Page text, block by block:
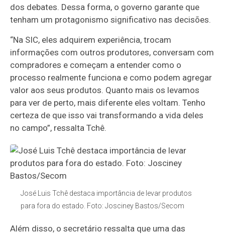
dos debates. Dessa forma, o governo garante que
tenham um protagonismo significativo nas decisões.
“Na SIC, eles adquirem experiência, trocam
informações com outros produtores, conversam com
compradores e começam a entender como o
processo realmente funciona e como podem agregar
valor aos seus produtos. Quanto mais os levamos
para ver de perto, mais diferente eles voltam. Tenho
certeza de que isso vai transformando a vida deles
no campo”, ressalta Tchê.
José Luis Tchê destaca importância de levar produtos
para fora do estado. Foto: Josciney Bastos/Secom
Além disso, o secretário ressalta que uma das